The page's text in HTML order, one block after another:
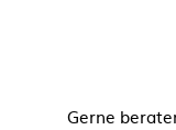
Gerne